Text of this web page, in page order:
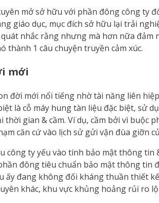
mở sở hữu với phần đông công ty
giáo dục, mục đích sở hữu lại trải
nhắc rằng nhưng mà hơn nữa đảm
thành 1 câu chuyện truyền cảm xúc.
mới
đời mới nổi tiếng nhờ tài năng liên
là cỗ máy hung tàn liệu đặc biệt, sử
gian & cầm. Ví dụ, cầm bởi vì
căn cứ vào lịch sử gửi vận đùa giỡn
công ty yếu vào tính bảo mật thông
đông tiêu chuẩn bảo mật thông tin
đang không đối kháng thuần thiết
khác, khu vực khủng hoảng rủi ro